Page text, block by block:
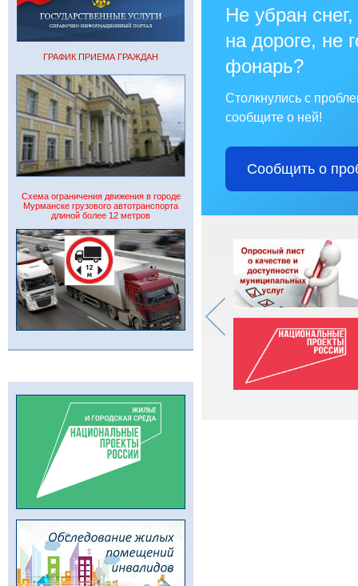
ГРАФИК ПРИЕМА ГРАЖДАН
Схема ограничения движения в городе
Мурманске грузового автотранспорта
длиной более 12 метров
Не убран
на дороге, не
фонарь?
Столкнулись с
сообщите о ней!
Сообщить о